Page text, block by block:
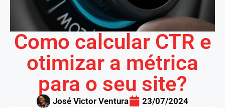
Como calcular CTR e
otimizar a métrica
para o seu site?
José Victor Ventura 23/07/2024